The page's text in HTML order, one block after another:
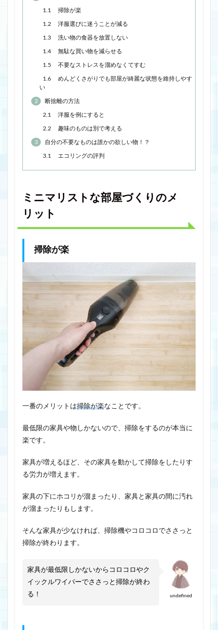
1.1 掃除が楽
1.2 洋服選びに迷うことが減る
1.3 洗い物の食器を放置しない
1.4 無駄な買い物を減らせる
1.5 不要なストレスを溜めなくてすむ
1.6
めんどくさがりでも部屋が綺麗な状態を維持しやす
い
2 断捨離の方法
2.1 洋服を例にすると
2.2 趣味のものは別で考える
3 自分の不要なものは誰かの欲しい物！？
3.1 エコリングの評判
ミニマリストな部屋づくりのメ
リット
掃除が楽
一番のメリットは掃除が楽なことです。
最低限の家具や物しかないので、掃除をするのが本当に
楽です。
家具が増えるほど、その家具を動かして掃除をしたりす
る労力が増えます。
家具の下にホコリが溜まったり、家具と家具の間に汚れ
が溜まったりもします。
そんな家具が少なければ、掃除機やコロコロでささっと
掃除が終わります。
undefined
家具が最低限しかないからコロコロやク
イックルワイパーでささっと掃除が終わ
る！